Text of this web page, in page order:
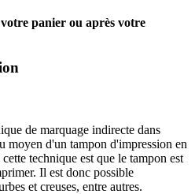
panier ou après votre
de marquage indirecte dans
moyen d'un tampon d'impression en
technique est que le tampon est
Il est donc possible
et creuses, entre autres.